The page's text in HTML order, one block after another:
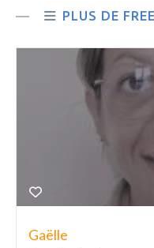
PLUS DE
Gaëlle